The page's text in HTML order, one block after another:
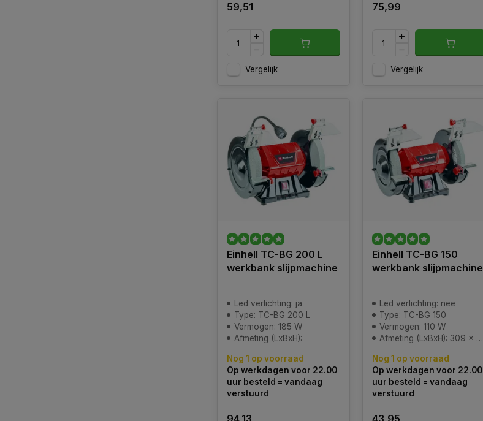
59,51
Vergelijk
75,99
Vergelijk
Einhell TC-BG 200 L
werkbank slijpmachine
Led verlichting: ja
Type: TC-BG 200 L
Vermogen: 185 W
Afmeting (LxBxH):
Nog 1 op voorraad
Op werkdagen voor 22.00
uur besteld = vandaag
verstuurd
94,13
Einhell TC-BG 150
werkbank slijpmachine
Led verlichting: nee
Type: TC-BG 150
Vermogen: 110 W
Afmeting (LxBxH): 309 x 219 x 234 mm
Nog 1 op voorraad
Op werkdagen voor 22.00
uur besteld = vandaag
verstuurd
43,95